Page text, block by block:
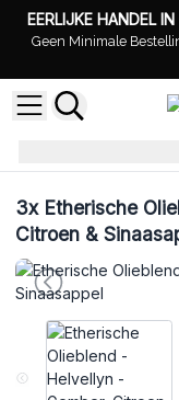
EERLIJKE HANDEL
Geen Minimale
Agnes + Cat
3xEtherische
Citroen &